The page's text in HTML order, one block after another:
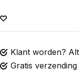
Klant worden?
Gratis